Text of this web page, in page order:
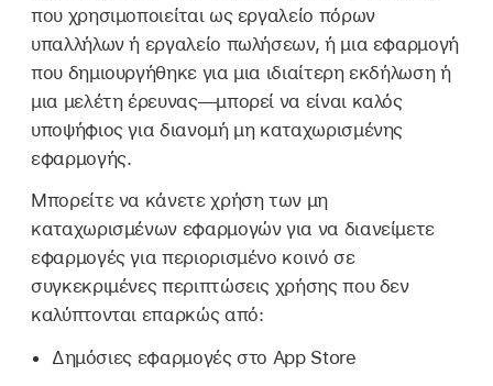
που χρησιμοποιείται ως εργαλείο πόρων
υπαλλήλων ή εργαλείο πωλήσεων, ή μια εφαρμογή
που δημιουργήθηκε για μια ιδιαίτερη εκδήλωση ή
μια μελέτη έρευνας—μπορεί να είναι καλός
υποψήφιος για διανομή μη καταχωρισμένης
εφαρμογής.
Μπορείτε να κάνετε χρήση των μη
καταχωρισμένων εφαρμογών για να διανείμετε
εφαρμογές για περιορισμένο κοινό σε
συγκεκριμένες περιπτώσεις χρήσης που δεν
καλύπτονται επαρκώς από:
Δημόσιες εφαρμογές στο App Store